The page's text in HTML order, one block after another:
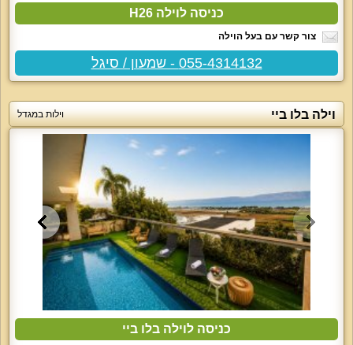
כניסה לוילה H26
צור קשר עם בעל הוילה
055-4314132 - שמעון / סיגל
וילה בלו ביי וילות במגדל
כניסה לוילה בלו ביי